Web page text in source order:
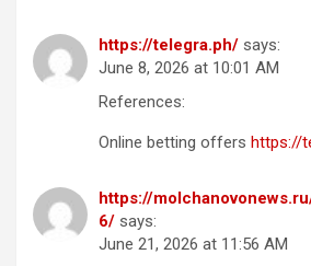
https://telegra.ph/ says:
June 8, 2026 at 10:01 AM
References:
Online betting offers https://
https://
6/ says:
June 21, 2026 at 11:56 AM